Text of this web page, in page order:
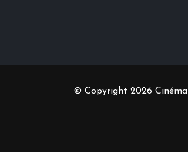
© Copyright 2026